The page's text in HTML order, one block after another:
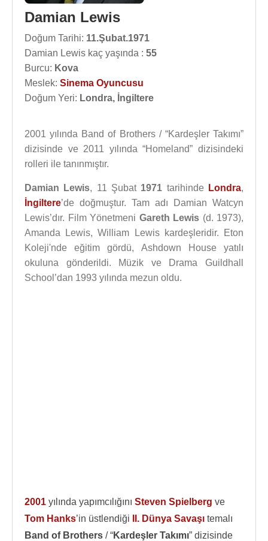
Damian Lewis
Doğum Tarihi: 11.Şubat.1971
Damian Lewis kaç yaşında : 55
Burcu: Kova
Meslek: Sinema Oyuncusu
Doğum Yeri: Londra, İngiltere
2001 yılında Band of Brothers / “Kardeşler Takımı”
dizisinde ve 2011 yılında “Homeland” dizisindeki
rolleri ile tanınmıştır.
Damian Lewis, 11 Şubat 1971 tarihinde Londra,
İngiltere’de doğmuştur. Tam adı Damian Watcyn
Lewis’dır. Film Yönetmeni Gareth Lewis (d. 1973),
Amanda Lewis, William Lewis kardeşleridir. Eton
Koleji'nde eğitim gördü, Ashdown House yatılı
okuluna gönderildi. Müzik ve Drama Guildhall
School’dan 1993 yılında mezun oldu.
2001 yılında yapımcılığını Steven Spielberg ve
Tom Hanks’in üstlendiği II. Dünya Savaşı temalı
Band of Brothers / “Kardeşler Takımı” dizisinde